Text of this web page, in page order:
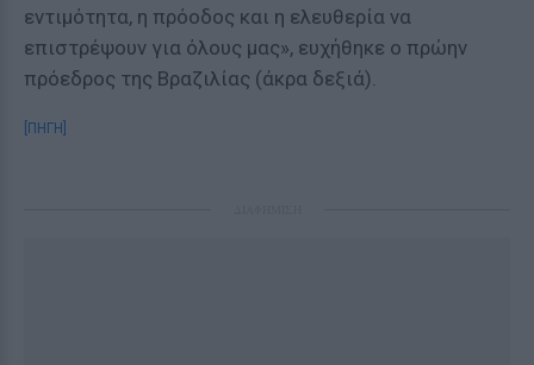
εντιμότητα, η πρόοδος και η ελευθερία να
επιστρέψουν για όλους μας», ευχήθηκε ο πρώην
πρόεδρος της Βραζιλίας (άκρα δεξιά).
[ΠΗΓΗ]